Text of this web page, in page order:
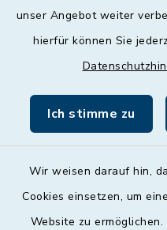
unser Angebot weiter
hierfür können Sie
Ich stimme zu
Wir weisen darauf hin,
Cookies einsetzen, um
Website zu
Donnerstag
09:00 - 12:00 und
09:00 - 12:00 Uhr